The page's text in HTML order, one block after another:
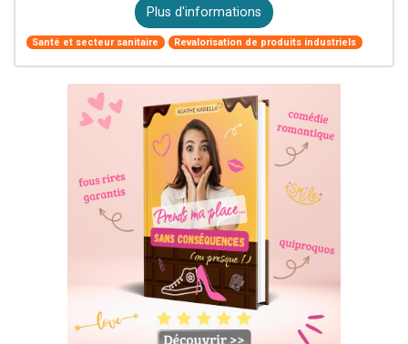
Plus d'informations
Santé et secteur sanitaire Revalorisation de produits industriels